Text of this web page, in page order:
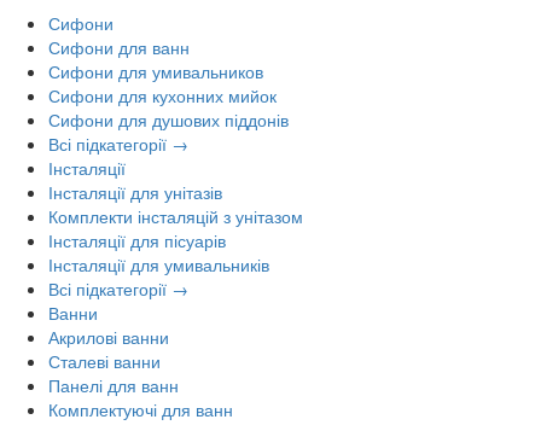
Сифони
Сифони для ванн
Сифони для умивальников
Сифони для кухонних мийок
Сифони для душових піддонів
Всі підкатегорії →
Інсталяції
Інсталяції для унітазів
Комплекти інсталяцій з унітазом
Інсталяції для пісуарів
Інсталяції для умивальників
Всі підкатегорії →
Ванни
Акрилові ванни
Сталеві ванни
Панелі для ванн
Комплектуючі для ванн